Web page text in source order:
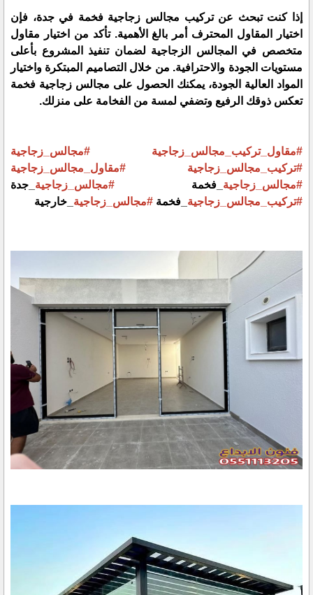
إذا كنت تبحث عن تركيب مجالس زجاجية فخمة في جدة، فإن
اختيار المقاول المحترف أمر بالغ الأهمية. تأكد من اختيار مقاول
متخصص في المجالس الزجاجية لضمان تنفيذ المشروع بأعلى
مستويات الجودة والاحترافية. من خلال التصاميم المبتكرة واختيار
المواد العالية الجودة، يمكنك الحصول على مجالس زجاجية فخمة
تعكس ذوقك الرفيع وتضفي لمسة من الفخامة على منزلك.
#مقاول_تركيب_مجالس_زجاجية
#مجالس_زجاجية
#تركيب_مجالس_زجاجية
#مقاول_مجالس_زجاجية
#مجالس_زجاجية _فخمة #مجالس_زجاجية _جدة
#تركيب_مجالس_زجاجية _فخمة #مجالس_زجاجية _خارجية